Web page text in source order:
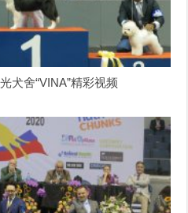
犬舍“VINA”精彩视频